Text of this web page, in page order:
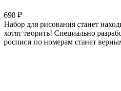
698 ₽
Набор для рисования станет
хотят творить! Специально
росписи по номерам станет